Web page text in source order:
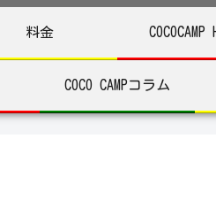
料金 COCOCAMP
COCO CAMPコラム